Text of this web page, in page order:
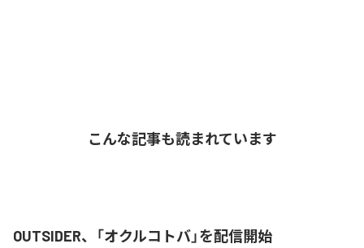
こんな記事も読まれています
OUTSIDER、「オクルコトバ」を配信開始